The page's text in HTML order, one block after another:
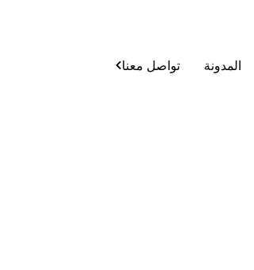
المدونة تواصل معنا